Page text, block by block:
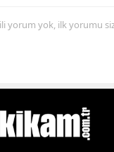
yorum yok, ilk yorumu siz